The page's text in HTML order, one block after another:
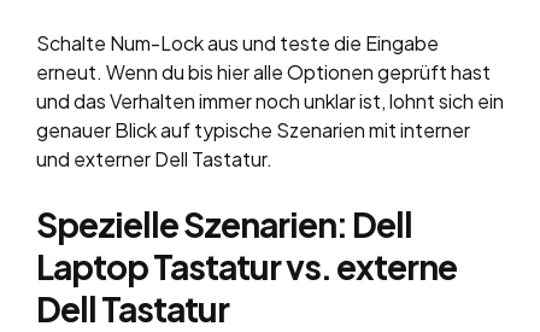
Schalte Num-Lock aus und teste die Eingabe
erneut. Wenn du bis hier alle Optionen geprüft hast
und das Verhalten immer noch unklar ist, lohnt sich ein
genauer Blick auf typische Szenarien mit interner
und externer Dell Tastatur.
Spezielle Szenarien: Dell
Laptop Tastatur vs. externe
Dell Tastatur